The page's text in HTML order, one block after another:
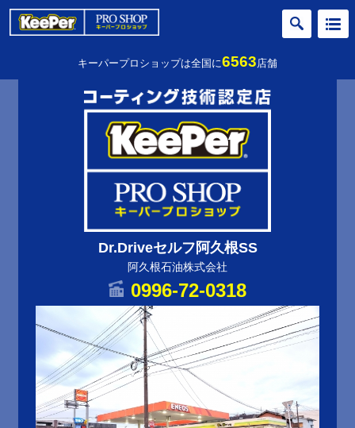
キーパープロショップは全国に6563店舗
Dr.Driveセルフ阿久根SS
阿久根石油株式会社
0996-72-0318